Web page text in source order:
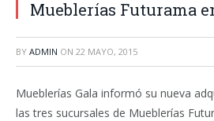
Mueblerías Futurama
BY ADMIN ON 22 MAYO, 2015
Mueblerías Gala informó su nueva
las tres sucursales de Mueblerías